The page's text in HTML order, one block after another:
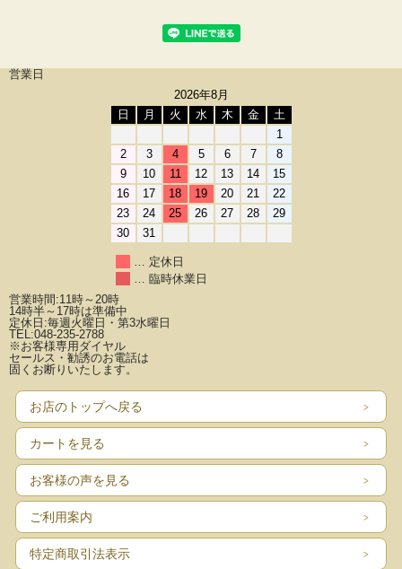
営業日
2026年8月
日
月 火 水 木 金
土
1
2
3 4 5 6 7
8
9
10 11 12 13 14
15
16
17 18 19 20 21
22
23
24 25 26 27 28
29
30
31
… 定休日
… 臨時休業日
営業時間:11時～20時
14時半～17時は準備中
定休日:毎週火曜日・第3水曜日
TEL:048-235-2788
※お客様専用ダイヤル
セールス・勧誘のお電話は
固くお断りいたします。
お店のトップへ戻る
カートを見る
お客様の声を見る
ご利用案内
特定商取引法表示